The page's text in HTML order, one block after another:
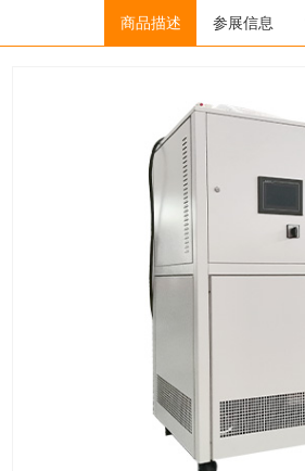
低温冷冻机（低温流体）/超低温
商品描述 参展信息